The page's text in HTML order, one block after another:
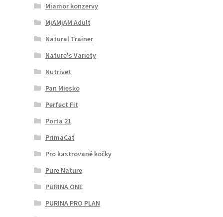
Miamor konzervy
MjAMjAM Adult
Natural Trainer
Nature's Variety
Nutrivet
Pan Miesko
Perfect Fit
Porta 21
PrimaCat
Pro kastrované kočky
Pure Nature
PURINA ONE
PURINA PRO PLAN